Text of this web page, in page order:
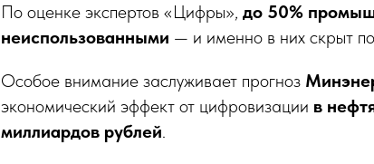
По оценке экспертов «Цифры», до 50%
неиспользованными — и именно в них скрыт
Особое внимание заслуживает прогноз
экономический эффект от цифровизации в
миллиардов рублей.